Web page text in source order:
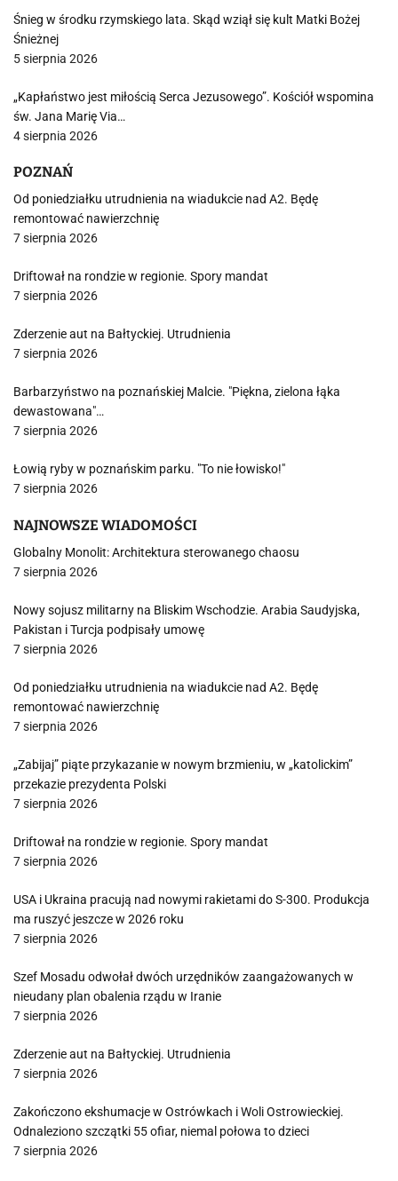
Śnieg w środku rzymskiego lata. Skąd wziął się kult Matki Bożej
Śnieżnej
5 sierpnia 2026
„Kapłaństwo jest miłością Serca Jezusowego”. Kościół wspomina
św. Jana Marię Via…
4 sierpnia 2026
POZNAŃ
Od poniedziałku utrudnienia na wiadukcie nad A2. Będę
remontować nawierzchnię
7 sierpnia 2026
Driftował na rondzie w regionie. Spory mandat
7 sierpnia 2026
Zderzenie aut na Bałtyckiej. Utrudnienia
7 sierpnia 2026
Barbarzyństwo na poznańskiej Malcie. "Piękna, zielona łąka
dewastowana"…
7 sierpnia 2026
Łowią ryby w poznańskim parku. "To nie łowisko!"
7 sierpnia 2026
NAJNOWSZE WIADOMOŚCI
Globalny Monolit: Architektura sterowanego chaosu
7 sierpnia 2026
Nowy sojusz militarny na Bliskim Wschodzie. Arabia Saudyjska,
Pakistan i Turcja podpisały umowę
7 sierpnia 2026
Od poniedziałku utrudnienia na wiadukcie nad A2. Będę
remontować nawierzchnię
7 sierpnia 2026
„Zabijaj” piąte przykazanie w nowym brzmieniu, w „katolickim”
przekazie prezydenta Polski
7 sierpnia 2026
Driftował na rondzie w regionie. Spory mandat
7 sierpnia 2026
USA i Ukraina pracują nad nowymi rakietami do S-300. Produkcja
ma ruszyć jeszcze w 2026 roku
7 sierpnia 2026
Szef Mosadu odwołał dwóch urzędników zaangażowanych w
nieudany plan obalenia rządu w Iranie
7 sierpnia 2026
Zderzenie aut na Bałtyckiej. Utrudnienia
7 sierpnia 2026
Zakończono ekshumacje w Ostrówkach i Woli Ostrowieckiej.
Odnaleziono szczątki 55 ofiar, niemal połowa to dzieci
7 sierpnia 2026